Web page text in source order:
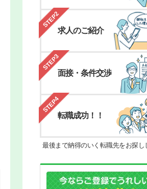
STEP2
求人のご紹介
STEP3
面接・条件交渉
STEP4
転職成功！！
最後まで納得のいく転職先をお探し